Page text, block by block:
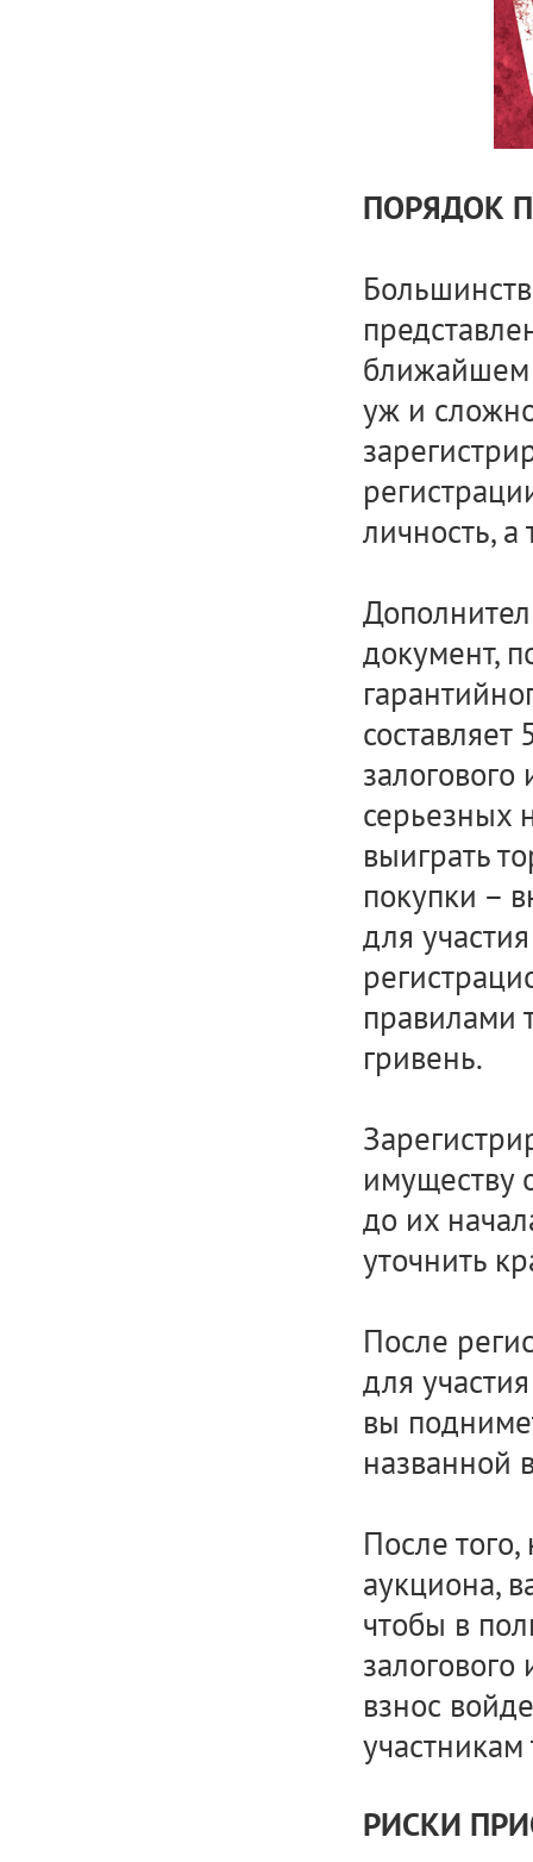
ПОРЯДОК
ближайшем
уж и
личность,
документ,
серьезных
выиграть
покупки –
для
правилами
гривень.
имуществу
до их
уточнить
После
для
вы
названной
После
аукциона,
чтобы в
взнос
РИСКИ